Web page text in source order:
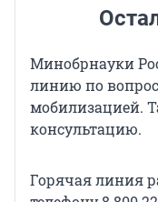
Минобрнауки
линию по
мобилизацией.
консультацию.
Горячая линия